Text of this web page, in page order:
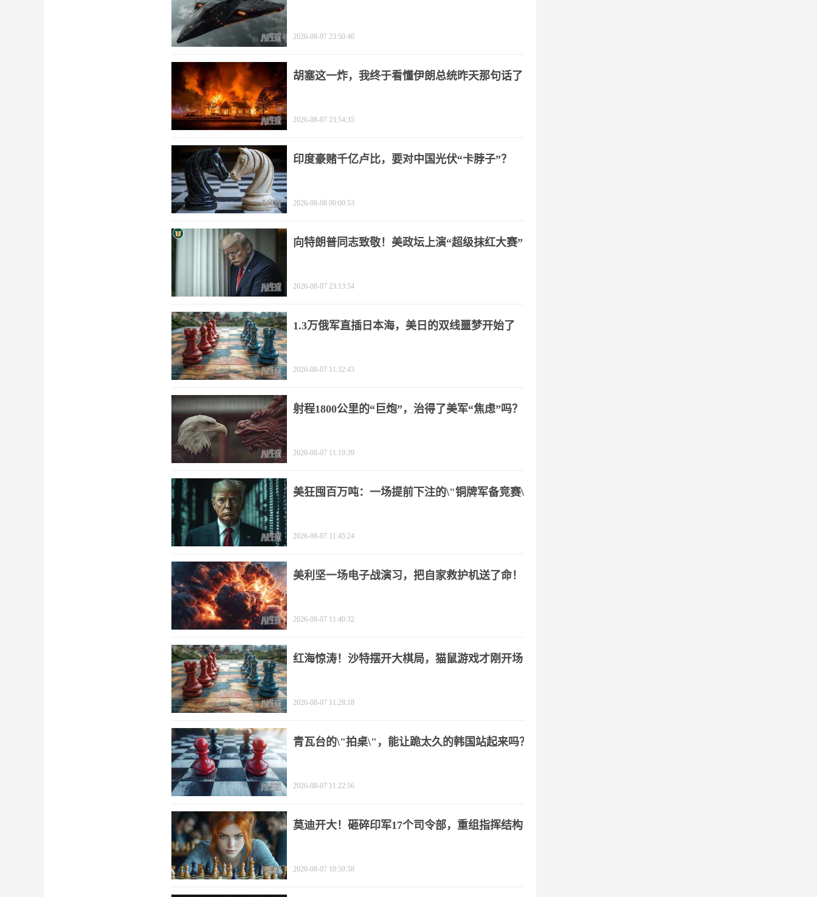
2026-08-07 23:50:46
胡塞这一炸，我终于看懂伊朗总统昨天那句话了
2026-08-07 23:54:35
印度豪赌千亿卢比，要对中国光伏“卡脖子”？
2026-08-08 00:00:53
向特朗普同志致敬！美政坛上演“超级抹红大赛”
2026-08-07 23:13:54
1.3万俄军直插日本海，美日的双线噩梦开始了
2026-08-07 11:32:43
射程1800公里的“巨炮”，治得了美军“焦虑”吗？
2026-08-07 11:19:39
美狂囤百万吨：一场提前下注的\"铜牌军备竞赛\"
2026-08-07 11:45:24
美利坚一场电子战演习，把自家救护机送了命！
2026-08-07 11:40:32
红海惊涛！沙特摆开大棋局，猫鼠游戏才刚开场
2026-08-07 11:28:18
青瓦台的\"拍桌\"，能让跪太久的韩国站起来吗？
2026-08-07 11:22:56
莫迪开大！砸碎印军17个司令部，重组指挥结构
2026-08-07 10:59:58